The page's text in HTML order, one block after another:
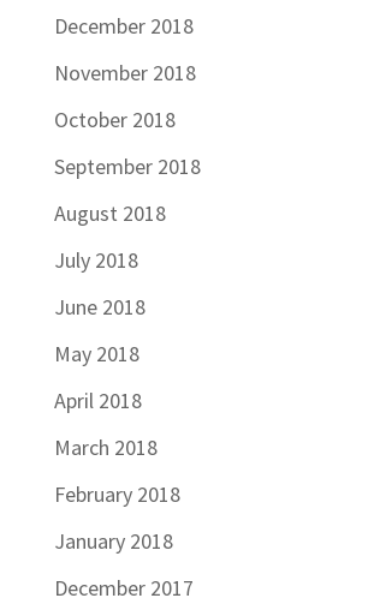
December 2018
November 2018
October 2018
September 2018
August 2018
July 2018
June 2018
May 2018
April 2018
March 2018
February 2018
January 2018
December 2017